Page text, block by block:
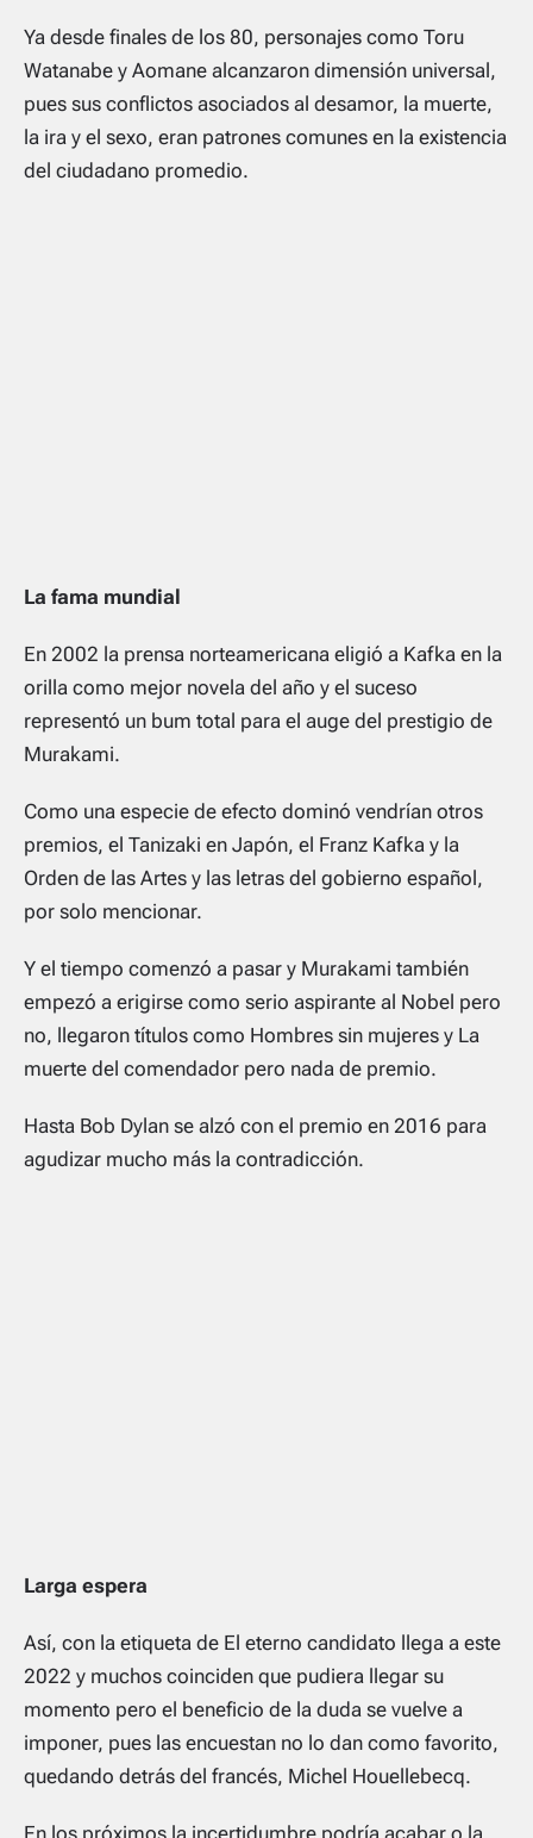
Ya desde finales de los 80, personajes como Toru
Watanabe y Aomane alcanzaron dimensión universal,
pues sus conflictos asociados al desamor, la muerte,
la ira y el sexo, eran patrones comunes en la existencia
del ciudadano promedio.
La fama mundial
En 2002 la prensa norteamericana eligió a Kafka en la
orilla como mejor novela del año y el suceso
representó un bum total para el auge del prestigio de
Murakami.
Como una especie de efecto dominó vendrían otros
premios, el Tanizaki en Japón, el Franz Kafka y la
Orden de las Artes y las letras del gobierno español,
por solo mencionar.
Y el tiempo comenzó a pasar y Murakami también
empezó a erigirse como serio aspirante al Nobel pero
no, llegaron títulos como Hombres sin mujeres y La
muerte del comendador pero nada de premio.
Hasta Bob Dylan se alzó con el premio en 2016 para
agudizar mucho más la contradicción.
Larga espera
Así, con la etiqueta de El eterno candidato llega a este
2022 y muchos coinciden que pudiera llegar su
momento pero el beneficio de la duda se vuelve a
imponer, pues las encuestan no lo dan como favorito,
quedando detrás del francés, Michel Houellebecq.
En los próximos la incertidumbre podría acabar o la